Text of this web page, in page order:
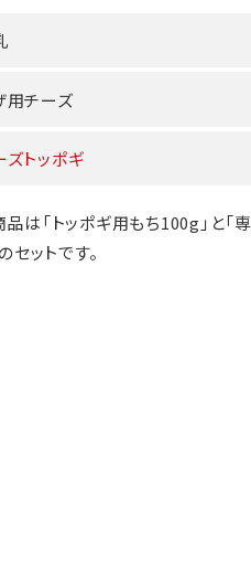
用チーズ
ズトッポギ
品は「トッポギ用もち100g」と「
セットです。